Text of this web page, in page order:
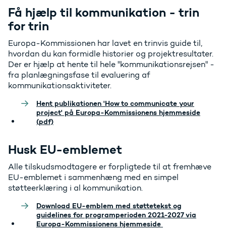
Få hjælp til kommunikation - trin
for trin
Europa-Kommissionen har lavet en trinvis guide til,
hvordan du kan formidle historier og projektresultater.
Der er hjælp at hente til hele "kommunikationsrejsen" -
fra planlægningsfase til evaluering af
kommunikationsaktiviteter.
Hent publikationen 'How to communicate your
project' på Europa-Kommissionens hjemmeside
(pdf)
Husk EU-emblemet
Alle tilskudsmodtagere er forpligtede til at fremhæve
EU-emblemet i sammenhæng med en simpel
støtteerklæring i al kommunikation.
Download EU-emblem med støttetekst og
guidelines for programperioden 2021-2027 via
Europa-Kommissionens hjemmeside